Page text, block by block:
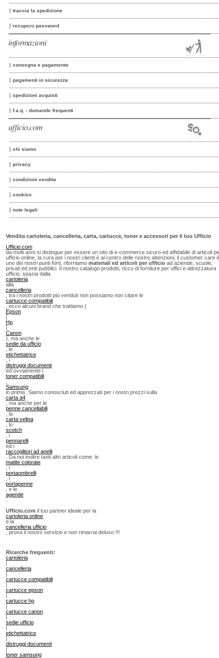
traccia la spedizione
recupero password
informazioni
consegna e pagamento
pagamenti in sicurezza
spedizioni acquisti
f.a.q. - domande frequenti
ufficio.com
chi siamo
privacy
condizioni vendita
cookies
note legali
Vendita cartoleria, cancelleria, carta, cartucce, toner e accessori per il tuo Ufficio
Ufficio.com
da molti anni si distingue per essere un sito di e-commerce sicuro ed affidabile di articoli
ufficio online, la cura per i nostri clienti è al centro delle nostre attenzioni, il customer care è
uno dei nostri punti forti, riforniamo materiali ed articoli per ufficioad aziende, scuole,
privati ed enti pubblici. Il nostro catalogo prodotti, ricco di forniture per uffici e attrezzatura
ufficio, spazia dalla
cartoleria
alla
cancelleria
, tra i nostri prodotti più venduti non possiamo non citare le
cartucce compatibili
, ecco alcuni brand che trattiamo (
Epson
Hp
Canon
), ma anche le
sedie da ufficio
, le
etichettatrice
, i
distruggi documenti
ed ovviamente i
toner compatibili
,
Samsung
in primis. Siamo conosciuti ed apprezzati per i nostri prezzi sulla
carta a4
, ma anche per le
penne cancellabili
, la
carta velina
, lo
scotch
, i
pennarelli
ed i
raccoglitori ad anelli
. Da noi inoltre tanti altri articoli come: le
matite colorate
, i
portaombrelli
, i
portapenne
, e le
agende
.
Ufficio.com il tuo partner ideale per la
cartoleria online
e la
cancelleria ufficio
, prova il nostro servizio e non rimarrai deluso !!!
Ricerche frequenti:
cartoleria
cancelleria
cartucce compatibili
cartucce epson
cartucce hp
cartucce canon
sedie ufficio
etichettatrice
distruggi documenti
toner samsung